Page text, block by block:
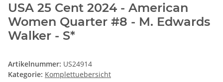
USA 25 Cent 2024 - American
Women Quarter #8 - M. Edwards
Walker - S*
Artikelnummer: US24914
Kategorie: Komplettuebersicht